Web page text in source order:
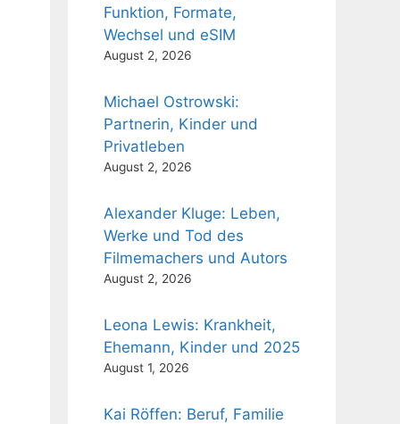
Funktion, Formate,
Wechsel und eSIM
August 2, 2026
Michael Ostrowski:
Partnerin, Kinder und
Privatleben
August 2, 2026
Alexander Kluge: Leben,
Werke und Tod des
Filmemachers und Autors
August 2, 2026
Leona Lewis: Krankheit,
Ehemann, Kinder und 2025
August 1, 2026
Kai Röffen: Beruf, Familie